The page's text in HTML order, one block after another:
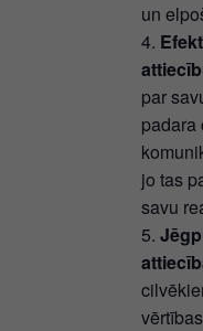
un
par
padara
jo tas
savu